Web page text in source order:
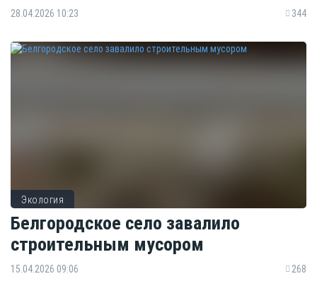
28.04.2026 10:23 344
Экология
Белгородское село завалило
строительным мусором
15.04.2026 09:06 268